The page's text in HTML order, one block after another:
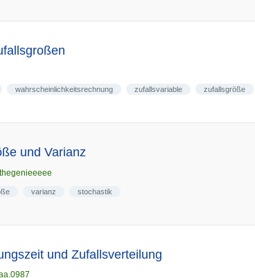
wahrscheinlichkeitsrechnung zufallsvariable zufallsgröße
und Varianz
varianz stochastik
und Zufallsverteilung